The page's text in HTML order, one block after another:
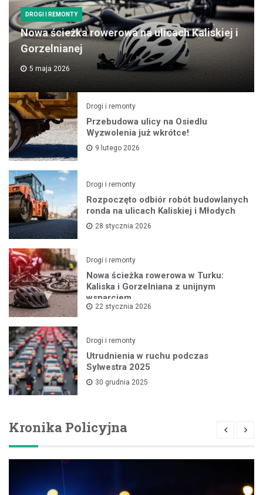
DROGI I REMONTY
Nowa ścieżka rowerowa na ulicach Kaliskiej i
Gorzelnianej
5 maja 2026
Drogi i remonty
Przebudowa ulicy na Osiedlu
Wyzwolenia już wkrótce!
9 lutego 2026
Drogi i remonty
Rozpoczęto odbiór robót budowlanych
ronda na ulicach Kaliskiej i Młodych
28 stycznia 2026
Drogi i remonty
Nowa ścieżka rowerowa w Turku:
Kaliska i Gorzelniana z unijnym
wsparciem
22 stycznia 2026
Drogi i remonty
Utrudnienia w ruchu podczas
Sylwestra 2025
30 grudnia 2025
Kronika Policyjna